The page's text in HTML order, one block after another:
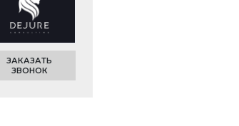
ЗАКАЗАТЬ
ЗВОНОК